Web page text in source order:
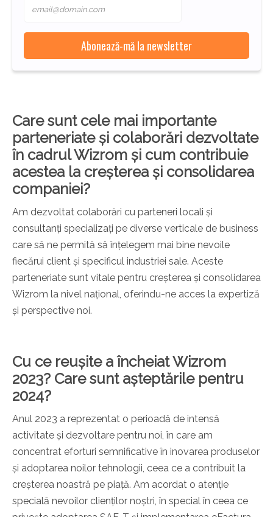
Care sunt cele mai importante
parteneriate și colaborări dezvoltate
în cadrul Wizrom și cum contribuie
acestea la creșterea și consolidarea
companiei?
Am dezvoltat colaborări cu parteneri locali și
consultanți specializați pe diverse verticale de business
care să ne permită să înțelegem mai bine nevoile
fiecărui client și specificul industriei sale. Aceste
parteneriate sunt vitale pentru creșterea și consolidarea
Wizrom la nivel național, oferindu-ne acces la expertiză
și perspective noi.
Cu ce reușite a încheiat Wizrom
2023? Care sunt așteptările pentru
2024?
Anul 2023 a reprezentat o perioadă de intensă
activitate și dezvoltare pentru noi, în care am
concentrat eforturi semnificative în inovarea produselor
și adoptarea noilor tehnologii, ceea ce a contribuit la
creșterea noastră pe piață. Am acordat o atenție
specială nevoilor clienților noștri, în special în ceea ce